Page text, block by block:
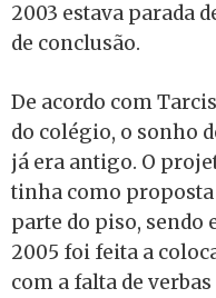
2003 estava parada
de conclusão.
De acordo com
do colégio, o sonho
já era antigo. O
tinha como
parte do piso, sendo
2005 foi feita a
com a falta de